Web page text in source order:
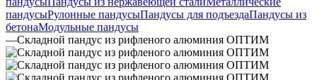
пандусыРулонные пандусыПандусы для подъездаПандусы из
бетонаМодульные пандусы
—Складной пандус из рифленого алюминия ОПТИМ